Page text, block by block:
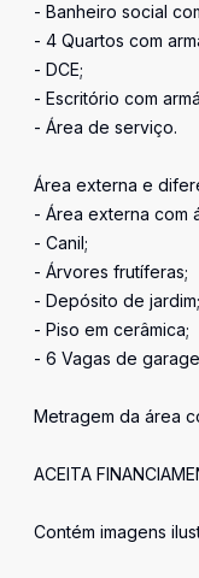
- Banheiro social
- 4 Quartos com
- DCE;
- Escritório com
- Área de serviço.
Área externa e
- Área externa com
- Canil;
- Árvores frutíferas;
- Depósito de jardim;
- Piso em cerâmica;
- 6 Vagas de
Metragem da área
ACEITA
Contém imagens